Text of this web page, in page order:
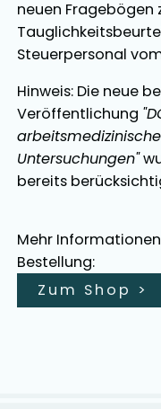
neuen Fragebögen
Steuerpersonal
Hinweis: Die neue
Veröffentlichung
Untersuchungen"
bereits
Mehr
Bestellung:
Zum Shop >